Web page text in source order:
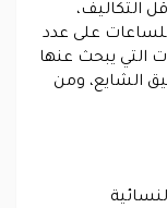
التكاليف،
للساعات على عدد
التي يبحث عنها
الشايع، ومن